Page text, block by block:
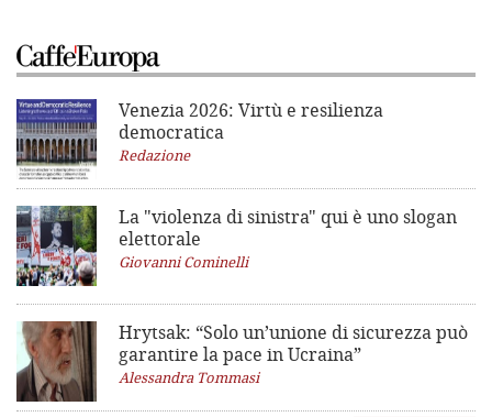
Venezia 2026: Virtù e resilienza
democratica
Redazione
La "violenza di sinistra" qui è uno slogan
elettorale
Giovanni Cominelli
Hrytsak: “Solo un’unione di sicurezza può
garantire la pace in Ucraina”
Alessandra Tommasi